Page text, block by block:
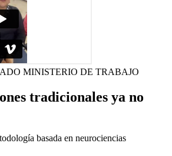
MINISTERIO DE TRABAJO
tradicionales ya no
basada en neurociencias